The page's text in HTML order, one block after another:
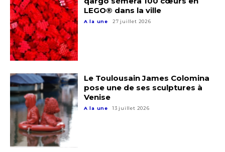
* Champ obligatoire
LEGO® dans la ville
A la une 27 juillet 2026
Le Toulousain James Colomina
pose une de ses sculptures à
Venise
A la une 13 juillet 2026